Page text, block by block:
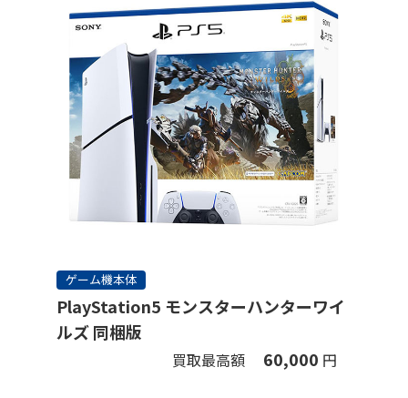
ゲーム機本体
PlayStation5 モンスターハンターワイ
ルズ 同梱版
買取最高額 60,000 円